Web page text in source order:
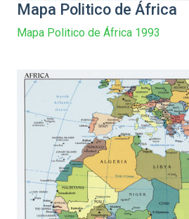
Mapa Politico de África
Mapa Politico de África 1993